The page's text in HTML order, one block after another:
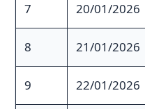
7 20/01/2026
8 21/01/2026
9 22/01/2026